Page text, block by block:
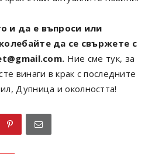
и да е въпроси или
да се свържете с
Ние сме тук, за
винаги в крак с последните
Дупница и околността!